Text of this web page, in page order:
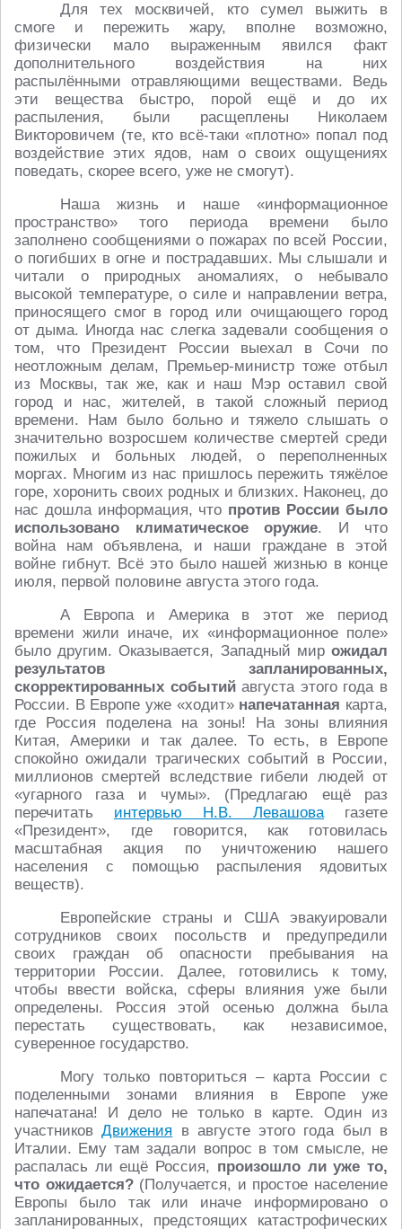
Для тех москвичей, кто сумел выжить в
смоге и пережить жару, вполне возможно,
физически мало выраженным явился факт
дополнительного воздействия на них
распылёнными отравляющими веществами. Ведь
эти вещества быстро, порой ещё и до их
распыления, были расщеплены Николаем
Викторовичем (те, кто всё-таки «плотно» попал под
воздействие этих ядов, нам о своих ощущениях
поведать, скорее всего, уже не смогут).
Наша жизнь и наше «информационное
пространство» того периода времени было
заполнено сообщениями о пожарах по всей России,
о погибших в огне и пострадавших. Мы слышали и
читали о природных аномалиях, о небывало
высокой температуре, о силе и направлении ветра,
приносящего смог в город или очищающего город
от дыма. Иногда нас слегка задевали сообщения о
том, что Президент России выехал в Сочи по
неотложным делам, Премьер-министр тоже отбыл
из Москвы, так же, как и наш Мэр оставил свой
город и нас, жителей, в такой сложный период
времени. Нам было больно и тяжело слышать о
значительно возросшем количестве смертей среди
пожилых и больных людей, о переполненных
моргах. Многим из нас пришлось пережить тяжёлое
горе, хоронить своих родных и близких. Наконец, до
нас дошла информация, что против России было
использовано климатическое оружие. И что
война нам объявлена, и наши граждане в этой
войне гибнут. Всё это было нашей жизнью в конце
июля, первой половине августа этого года.
А Европа и Америка в этот же период
времени жили иначе, их «информационное поле»
было другим. Оказывается, Западный мир ожидал
результатов запланированных,
скорректированных событийавгуста этого года в
России. В Европе уже «ходит» напечатанная карта,
где Россия поделена на зоны! На зоны влияния
Китая, Америки и так далее. То есть, в Европе
спокойно ожидали трагических событий в России,
миллионов смертей вследствие гибели людей от
«угарного газа и чумы». (Предлагаю ещё раз
перечитать интервью Н.В. Левашовагазете
«Президент», где говорится, как готовилась
масштабная акция по уничтожению нашего
населения с помощью распыления ядовитых
веществ).
Европейские страны и США эвакуировали
сотрудников своих посольств и предупредили
своих граждан об опасности пребывания на
территории России. Далее, готовились к тому,
чтобы ввести войска, сферы влияния уже были
определены. Россия этой осенью должна была
перестать существовать, как независимое,
суверенное государство.
Могу только повториться – карта России с
поделенными зонами влияния в Европе уже
напечатана! И дело не только в карте. Один из
участниковДвижения в августе этого года был в
Италии. Ему там задали вопрос в том смысле, не
распалась ли ещё Россия, произошло ли уже то,
что ожидается?(Получается, и простое население
Европы было так или иначе информировано о
запланированных, предстоящих катастрофических